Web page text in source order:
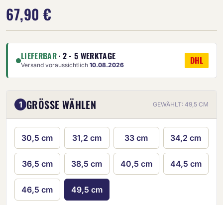
67,90 €
LIEFERBAR· 2 - 5 WERKTAGE
Versand voraussichtlich 10.08.2026 DHL
1 GRÖSSE WÄHLEN GEWÄHLT: 49,5 CM
30,5 cm 31,2 cm 33 cm 34,2 cm
36,5 cm 38,5 cm 40,5 cm 44,5 cm
46,5 cm 49,5 cm